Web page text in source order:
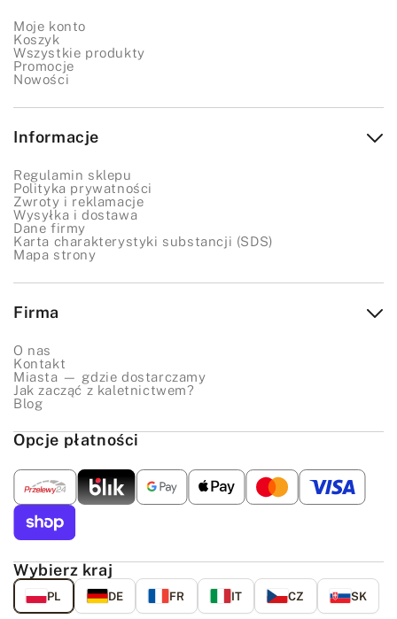
Moje konto
Koszyk
Wszystkie produkty
Promocje
Nowości
Informacje
Regulamin sklepu
Polityka prywatności
Zwroty i reklamacje
Wysyłka i dostawa
Dane firmy
Karta charakterystyki substancji (SDS)
Mapa strony
Firma
O nas
Kontakt
Miasta — gdzie dostarczamy
Jak zacząć z kaletnictwem?
Blog
Opcje płatności
Wybierz kraj
PL DE FR IT CZ SK